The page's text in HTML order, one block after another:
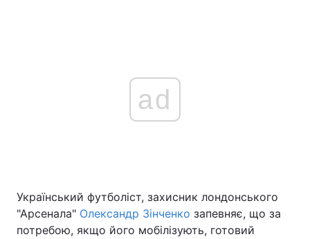
ad
Український футболіст, захисник лондонського
"Арсенала" Олександр Зінченко запевняє, що за
потребою, якщо його мобілізують, готовий